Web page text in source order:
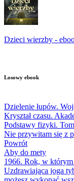
Dzieci wierzby -
Losowy ebook
Dzielenie łupów.
Kryształ czasu.
Podstawy fizyki.
Nie przywitam się z
Powrót
Aby do mety
1966. Rok, w którym
Uzdrawiająca joga